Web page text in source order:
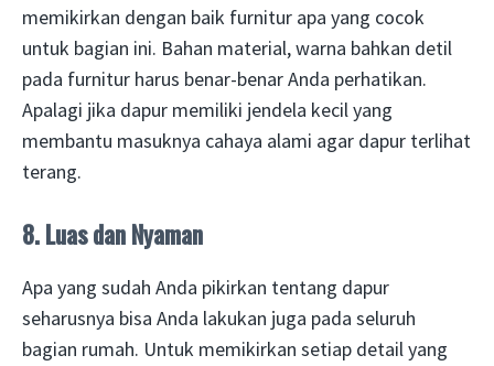
memikirkan dengan baik furnitur apa yang cocok
untuk bagian ini. Bahan material, warna bahkan detil
pada furnitur harus benar-benar Anda perhatikan.
Apalagi jika dapur memiliki jendela kecil yang
membantu masuknya cahaya alami agar dapur terlihat
terang.
8. Luas dan Nyaman
Apa yang sudah Anda pikirkan tentang dapur
seharusnya bisa Anda lakukan juga pada seluruh
bagian rumah. Untuk memikirkan setiap detail yang